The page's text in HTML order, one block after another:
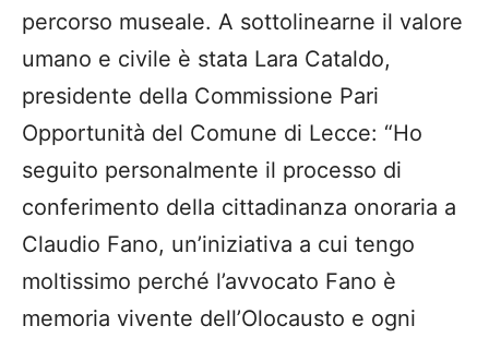
percorso museale. A sottolinearne il valore
umano e civile è stata Lara Cataldo,
presidente della Commissione Pari
Opportunità del Comune di Lecce: “Ho
seguito personalmente il processo di
conferimento della cittadinanza onoraria a
Claudio Fano, un’iniziativa a cui tengo
moltissimo perché l’avvocato Fano è
memoria vivente dell’Olocausto e ogni